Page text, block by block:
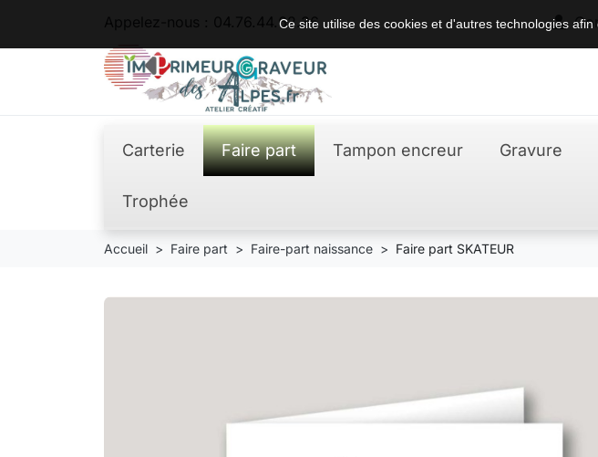
04.76.44.62.36 
Carterie Faire part Tampon encreur Gravure
Trophée
Accueil Faire part Faire-part naissance Faire part SKATEUR
Ce site utilise des cookies et d'autres technologies